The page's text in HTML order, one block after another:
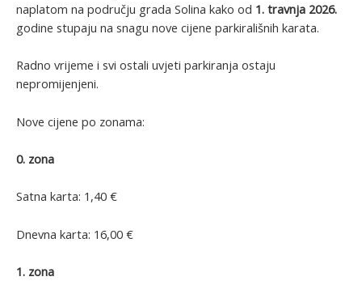
naplatom na području grada Solina kako od 1. travnja 2026.
godine stupaju na snagu nove cijene parkirališnih karata.
Radno vrijeme i svi ostali uvjeti parkiranja ostaju
nepromijenjeni.
Nove cijene po zonama:
0. zona
Satna karta: 1,40 €
Dnevna karta: 16,00 €
1. zona